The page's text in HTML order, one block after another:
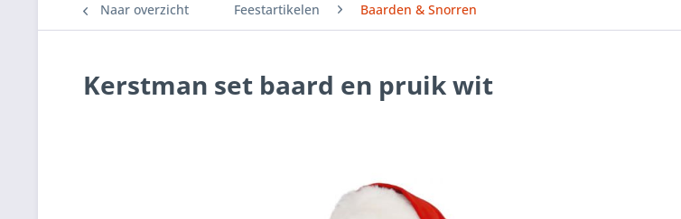
Naar overzicht Feestartikelen Baarden & Snorren
Kerstman set baard en pruik wit